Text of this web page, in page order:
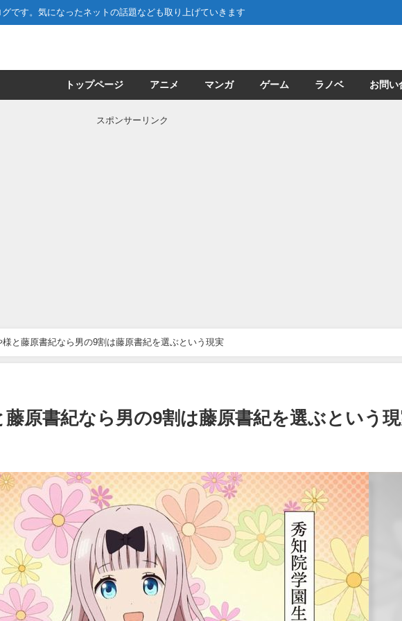
です。気になったネットの話題なども取り上げていきます
トップページ アニメ マンガ ゲーム ラノベ お問い
スポンサーリンク
様と藤原書紀なら男の9割は藤原書紀を選ぶという現実
藤原書紀なら男の9割は藤原書紀を選ぶという